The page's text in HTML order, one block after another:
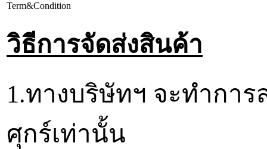
Term&Condition
วิธีการจัดส่งสินค้า
1.ทางบริษัทฯ จะทำกา
ศุกร์เท่านั้น